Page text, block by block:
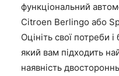
функціональний
Citroen Berlingo або
Оцініть свої потреби
який вам підходить
наявність